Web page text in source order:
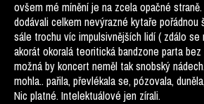
ovšem mé mínění je na zcela opačné
dodávali celkem nevýrazné kytaře
sále trochu víc impulsivnějších lidí ( zdálo
akorát okoralá teoritická bandzone parta
možná by koncert neměl tak snobský
mohla.. pařila, převlékala se, pózovala,
Nic platné. Intelektuálové jen zírali.